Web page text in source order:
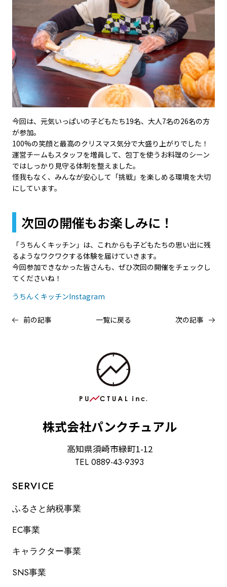
今回は、元気いっぱいの子どもたち19名、大人7名の26名の方
が参加。
100%の笑顔と最高のクリスマス気分で大盛り上がりでした！
運営チームもスタッフを増員して、包丁を使うお料理のシーン
ではしっかり見守る体制を整えました。
怪我もなく、みんなが安心して「挑戦」を楽しめる環境を大切
にしています。
次回の開催もお楽しみに！
「うちんくキッチン」は、これからも子どもたちの思い出に残
るようなワクワクする体験を届けていきます。
今回参加できなかった皆さんも、ぜひ次回の開催をチェックし
てくださいね！
うちんくキッチンInstagram
前の記事 一覧に戻る 次の記事
株式会社パンクチュアル
高知県須崎市緑町1-12
TEL 0889-43-9393
SERVICE
ふるさと納税事業
EC事業
キャラクター事業
SNS事業